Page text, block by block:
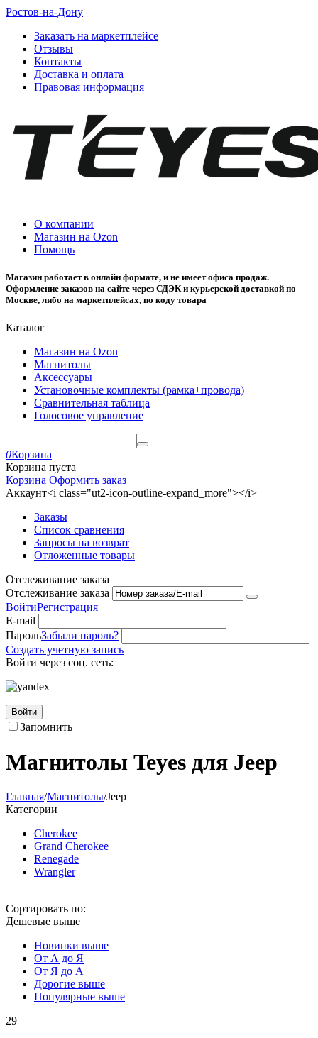
Ростов-на-Дону
Заказать на маркетплейсе
Отзывы
Контакты
Доставка и оплата
Правовая информация
О компании
Магазин на Ozon
Помощь
Магазин работает в онлайн формате, и не имеет офиса продаж.
Оформление заказов на сайте через СДЭК и курьерской доставкой по
Москве, либо на маркетплейсах, по коду товара
Каталог
Магазин на Ozon
Магнитолы
Аксессуары
Установочные комплекты (рамка+провода)
Сравнительная таблица
Голосовое управление
0Корзина
Корзина пуста
Корзина Оформить заказ
Аккаунт<i class="ut2-icon-outline-expand_more"></i>
Заказы
Список сравнения
Запросы на возврат
Отложенные товары
Отслеживание заказа
Отслеживание заказа
ВойтиРегистрация
E-mail
ПарольЗабыли пароль?
Создать учетную запись
Войти через соц. сеть:
Войти
Запомнить
Магнитолы Teyes для Jeep
Главная/Магнитолы/Jeep
Категории
Cherokee
Grand Cherokee
Renegade
Wrangler
Сортировать по:
Дешевые выше
Новинки выше
От А до Я
От Я до А
Дорогие выше
Популярные выше
29